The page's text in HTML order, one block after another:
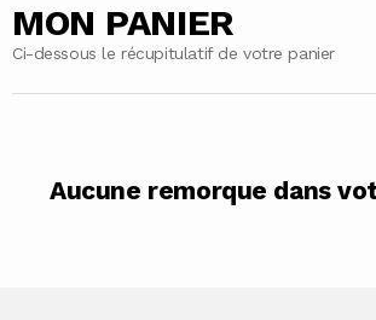
MON PANIER
Ci-dessous le récupitulatif de votre panier
Aucune remorque dans